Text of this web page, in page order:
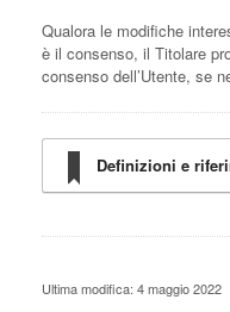
Qualora le modifiche
è il consenso, il Titolare
consenso dell’Utente, se
Definizioni e
Ultima modifica: 4 maggio 2022